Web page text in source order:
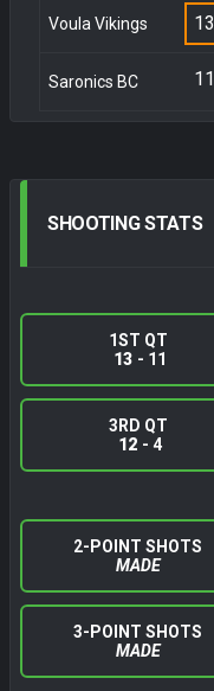
Voula Vikings 13
Saronics BC 11
SHOOTINGSTATS
1ST QT
13 - 11
3RD QT
12 - 4
2-POINT SHOTS
MADE
3-POINT SHOTS
MADE